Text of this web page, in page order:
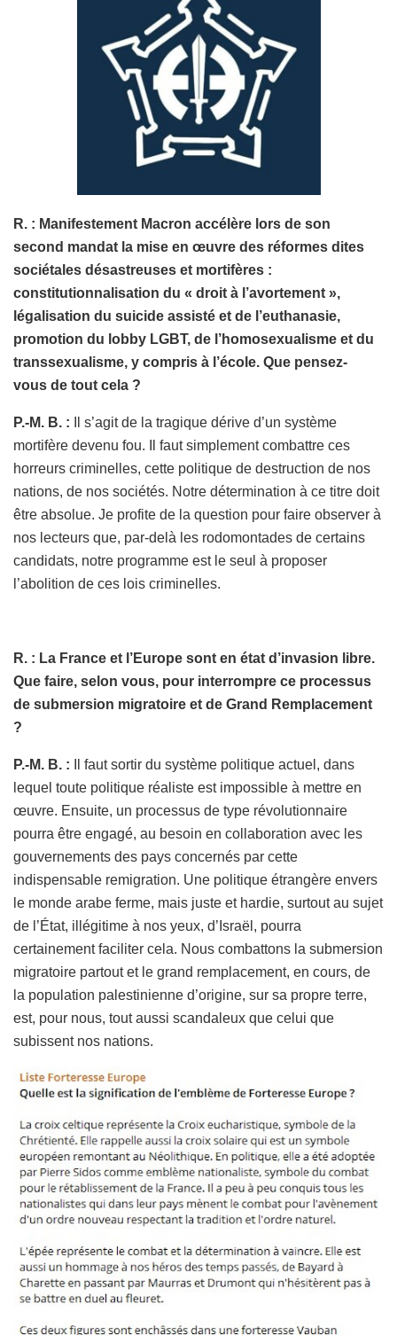
R. : Manifestement Macron accélère lors de son
second mandat la mise en œuvre des réformes dites
sociétales désastreuses et mortifères :
constitutionnalisation du « droit à l’avortement »,
légalisation du suicide assisté et de l’euthanasie,
promotion du lobby LGBT, de l’homosexualisme et du
transsexualisme, y compris à l’école. Que pensez-
vous de tout cela ?
P.-M. B. : Il s’agit de la tragique dérive d’un système
mortifère devenu fou. Il faut simplement combattre ces
horreurs criminelles, cette politique de destruction de nos
nations, de nos sociétés. Notre détermination à ce titre doit
être absolue. Je profite de la question pour faire observer à
nos lecteurs que, par-delà les rodomontades de certains
candidats, notre programme est le seul à proposer
l’abolition de ces lois criminelles.
R. : La France et l’Europe sont en état d’invasion libre.
Que faire, selon vous, pour interrompre ce processus
de submersion migratoire et de Grand Remplacement
?
P.-M. B. : Il faut sortir du système politique actuel, dans
lequel toute politique réaliste est impossible à mettre en
œuvre. Ensuite, un processus de type révolutionnaire
pourra être engagé, au besoin en collaboration avec les
gouvernements des pays concernés par cette
indispensable remigration. Une politique étrangère envers
le monde arabe ferme, mais juste et hardie, surtout au sujet
de l’État, illégitime à nos yeux, d’Israël, pourra
certainement faciliter cela. Nous combattons la submersion
migratoire partout et le grand remplacement, en cours, de
la population palestinienne d’origine, sur sa propre terre,
est, pour nous, tout aussi scandaleux que celui que
subissent nos nations.